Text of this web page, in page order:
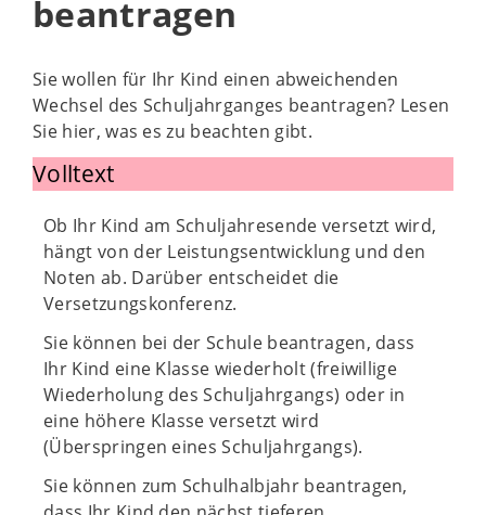
beantragen
Sie wollen für Ihr Kind einen abweichenden
Wechsel des Schuljahrganges beantragen? Lesen
Sie hier, was es zu beachten gibt.
Volltext
Ob Ihr Kind am Schuljahresende versetzt wird,
hängt von der Leistungsentwicklung und den
Noten ab. Darüber entscheidet die
Versetzungskonferenz.
Sie können bei der Schule beantragen, dass
Ihr Kind eine Klasse wiederholt (freiwillige
Wiederholung des Schuljahrgangs) oder in
eine höhere Klasse versetzt wird
(Überspringen eines Schuljahrgangs).
Sie können zum Schulhalbjahr beantragen,